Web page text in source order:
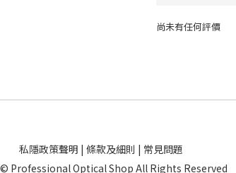
尚未有任何評價
私隱政策聲明 | 條款及細則 | 常見問題
Professional Optical Shop All Rights Reserved